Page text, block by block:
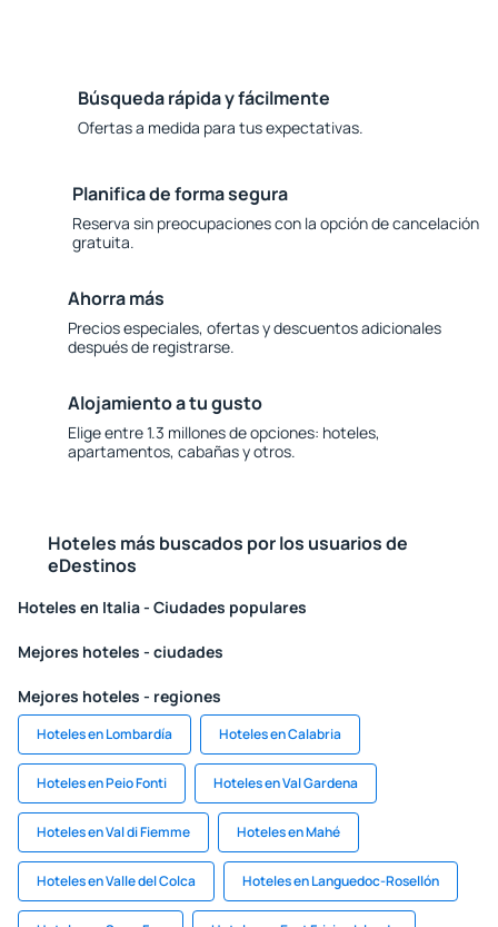
Búsqueda rápida y fácilmente
Ofertas a medida para tus expectativas.
Planifica de forma segura
Reserva sin preocupaciones con la opción de cancelación
gratuita.
Ahorra más
Precios especiales, ofertas y descuentos adicionales
después de registrarse.
Alojamiento a tu gusto
Elige entre 1.3 millones de opciones: hoteles,
apartamentos, cabañas y otros.
Hoteles más buscados por los usuarios de
eDestinos
Hoteles en Italia - Ciudades populares
Mejores hoteles - ciudades
Mejores hoteles - regiones
Hoteles en Lombardía Hoteles en Calabria
Hoteles en Peio Fonti Hoteles en Val Gardena
Hoteles en Val di Fiemme Hoteles en Mahé
Hoteles en Valle del Colca Hoteles en Languedoc-Rosellón